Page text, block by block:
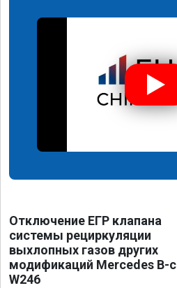
Отключение ЕГР клапана
системы рециркуляции
выхлопных газов других
модификаций Mercedes B-
W246